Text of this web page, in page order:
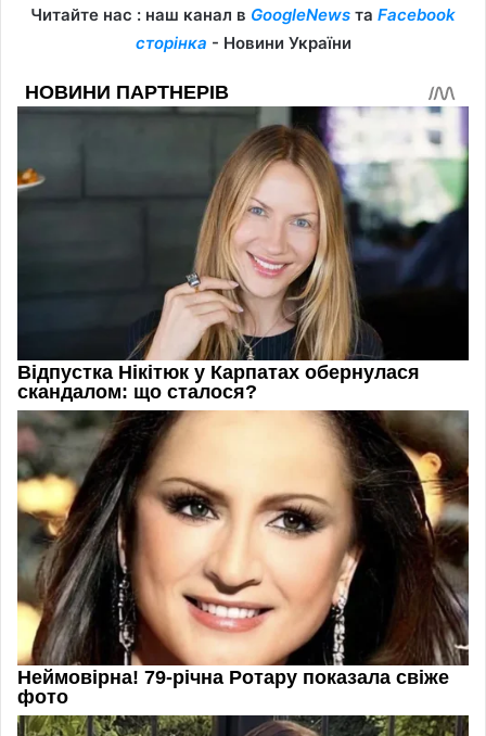
Читайте нас : наш канал в GoogleNews та Facebook
сторінка - Новини України